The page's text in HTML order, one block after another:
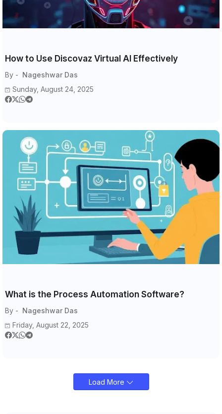
How to Use Discovaz Virtual AI Effectively
By - Nageshwar Das
Sunday, August 24, 2025
What is the Process Automation Software?
By - Nageshwar Das
Friday, August 22, 2025
Load More